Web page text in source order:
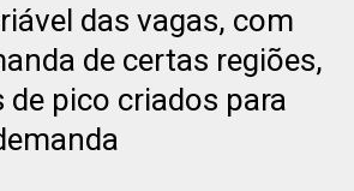
das vagas, com
de certas regiões,
de pico criados para